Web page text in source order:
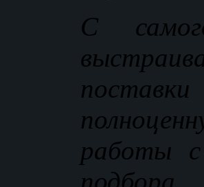
С
работы